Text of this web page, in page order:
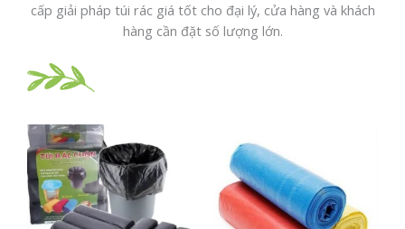
cấp giải pháp túi rác giá tốt cho đại lý, cửa hàng và khách
hàng cần đặt số lượng lớn.